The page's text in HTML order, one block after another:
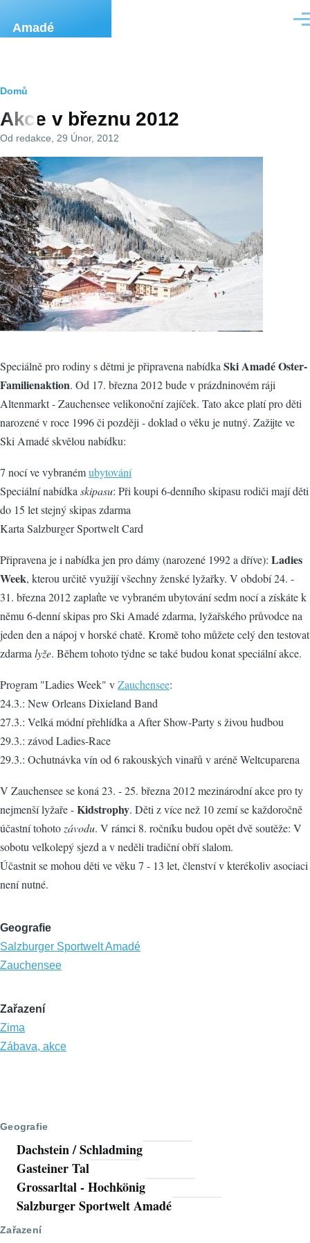
Amadé
Drobečková
navigace
Domů
Akce v březnu 2012
Od redakce , 29 Únor, 2012
Speciálně pro rodiny s dětmi je připravena nabídka Ski Amadé Oster-
Familienaktion. Od 17. března 2012 bude v prázdninovém ráji
Altenmarkt - Zauchensee velikonoční zajíček. Tato akce platí pro děti
narozené v roce 1996 či později - doklad o věku je nutný. Zažijte ve
Ski Amadé skvělou nabídku:
7 nocí ve vybranémubytování
Speciální nabídka skipasu: Při koupi 6-denního skipasu rodiči mají děti
do 15 let stejný skipas zdarma
Karta Salzburger Sportwelt Card
Připravena je i nabídka jen pro dámy (narozené 1992 a dříve): Ladies
Week, kterou určitě využijí všechny ženské lyžařky. V období 24. -
31. března 2012 zaplaťte ve vybraném ubytování sedm nocí a získáte k
němu 6-denní skipas pro Ski Amadé zdarma, lyžařského průvodce na
jeden den a nápoj v horské chatě. Kromě toho můžete celý den testovat
zdarma lyže. Během tohoto týdne se také budou konat speciální akce.
Program "Ladies Week" vZauchensee:
24.3.: New Orleans Dixieland Band
27.3.: Velká módní přehlídka a After Show-Party s živou hudbou
29.3.: závod Ladies-Race
29.3.: Ochutnávka vín od 6 rakouských vinařů v aréně Weltcuparena
V Zauchensee se koná 23. - 25. března 2012 mezinárodní akce pro ty
nejmenší lyžaře -Kidstrophy. Děti z více než 10 zemí se každoročně
účastní tohoto závodu. V rámci 8. ročníku budou opět dvě soutěže: V
sobotu velkolepý sjezd a v neděli tradiční obří slalom.
Účastnit se mohou děti ve věku 7 - 13 let, členství v kterékoliv asociaci
není nutné.
Geografie
Salzburger Sportwelt Amadé
Zauchensee
Zařazení
Zima
Zábava, akce
Geografie
Dachstein / Schladming
Gasteiner Tal
Grossarltal - Hochkönig
Salzburger Sportwelt Amadé
Zařazení